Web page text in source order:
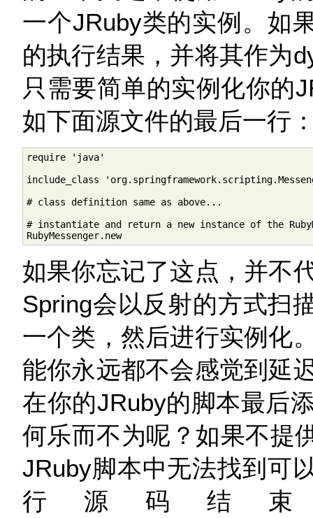
一个JRuby类的实例。如
的执行结果，并将其作为
只需要简单的实例化你的
如下面源文件的最后一行
require 'java'
include_class
# class definition same as above...
# instantiate and return a new instance of the
RubyMessenger.new
如果你忘记了这点，并不
Spring会以反射的方式扫
一个类，然后进行实例化
能你永远都不会感觉到延
在你的JRuby的脚本最后
何乐而不为呢？如果不提
JRuby脚本中无法找到可
行源码结